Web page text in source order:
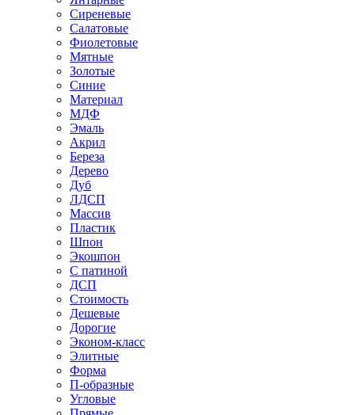
Сиреневые
Салатовые
Фиолетовые
Мятные
Золотые
Синие
Материал
МДФ
Эмаль
Акрил
Береза
Дерево
Дуб
ЛДСП
Массив
Пластик
Шпон
Экошпон
С патиной
ДСП
Стоимость
Дешевые
Дорогие
Эконом-класс
Элитные
Форма
П-образные
Угловые